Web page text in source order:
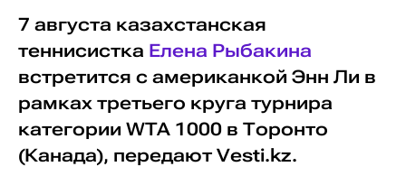
7 августа казахстанская
теннисистка Елена Рыбакина
встретится с американкой Энн Ли в
рамках третьего круга турнира
категории WTA 1000 в Торонто
(Канада), передают Vesti.kz.